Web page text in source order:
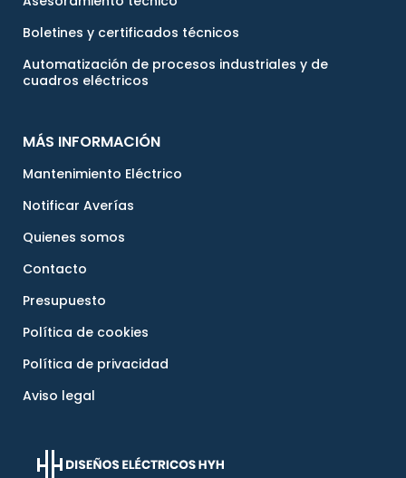
Boletines y certificados técnicos
Automatización de procesos industriales y de
cuadros eléctricos
MÁS INFORMACIÓN
Mantenimiento Eléctrico
Notificar Averías
Quienes somos
Contacto
Presupuesto
Política de cookies
Política de privacidad
Aviso legal